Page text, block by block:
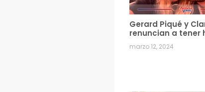
Gerard Piqué y
renuncian a tener
marzo 12, 2024